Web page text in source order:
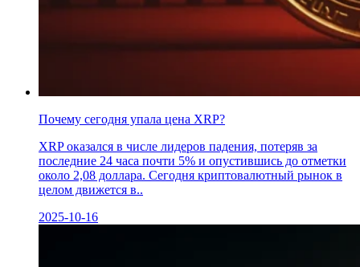
Почему сегодня упала цена XRP?
XRP оказался в числе лидеров падения, потеряв за
последние 24 часа почти 5% и опустившись до отметки
около 2,08 доллара. Сегодня криптовалютный рынок в
целом движется в..
2025-10-16